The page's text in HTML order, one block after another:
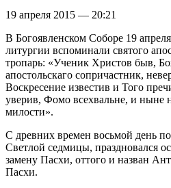
19 апреля 2015 — 20:21
В Богоявленском Соборе 19
литургии вспоминали святого
тропарь: «Ученик Христов быв,
апостольскаго сопричастник,
Воскресение известив и Того
уверив, Фомо всехвальне, и ныне
милости».
С древних времен восьмой день
Светлой седмицы, праздновался
замену Пасхи, оттого и назван
Пасхи.